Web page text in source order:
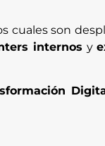
cuales son
internos y